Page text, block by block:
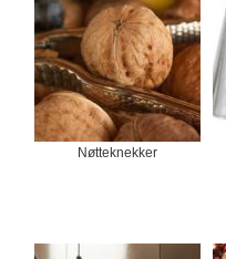
Nøtteknekker